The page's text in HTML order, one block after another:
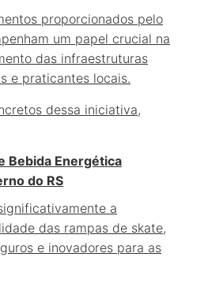
proporcionados pelo
um papel crucial na
das infraestruturas
e praticantes locais.
dessa iniciativa,
Bebida Energética
do RS
a
das rampas de skate,
e inovadores para as